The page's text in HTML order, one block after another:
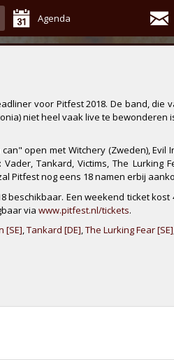
Agenda
voor Pitfest 2018. De band, die
niet heel vaak live te bewonderen
open met Witchery(Zweden),Evil
Vader,Tankard,Victims,The Lurking
Pitfest nog eens 18 namen erbij
beschikbaar. Een weekend ticket kost
via www.pitfest.nl/tickets.
[SE] Tankard [DE] The Lurking Fear [SE]